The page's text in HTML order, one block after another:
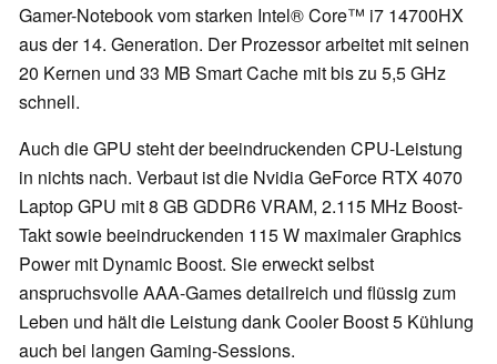
Gamer-Notebook vom starken Intel® Core™ i7 14700HX
aus der 14. Generation. Der Prozessor arbeitet mit seinen
20 Kernen und 33 MB Smart Cache mit bis zu 5,5 GHz
schnell.
Auch die GPU steht der beeindruckenden CPU-Leistung
in nichts nach. Verbaut ist die Nvidia GeForce RTX 4070
Laptop GPU mit 8 GB GDDR6 VRAM, 2.115 MHz Boost-
Takt sowie beeindruckenden 115 W maximaler Graphics
Power mit Dynamic Boost. Sie erweckt selbst
anspruchsvolle AAA-Games detailreich und flüssig zum
Leben und hält die Leistung dank Cooler Boost 5 Kühlung
auch bei langen Gaming-Sessions.